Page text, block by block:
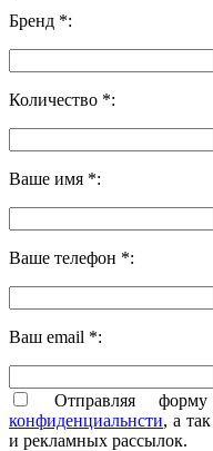
Бренд *:
Количество *:
Ваше имя *:
Ваше телефон *:
Ваш email *:
Отправляя
конфиденциальнсти, а
и рекламных рассылок.